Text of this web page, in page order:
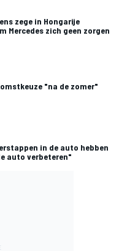
zege in Hongarije
Mercedes zich geen zorgen
"na de zomer"
in de auto hebben
auto verbeteren"